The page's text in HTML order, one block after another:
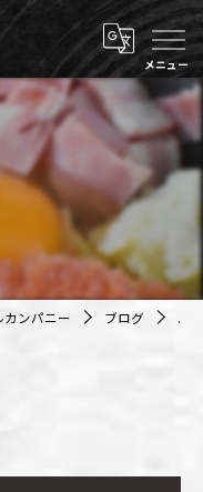
ンパニー ブログ .